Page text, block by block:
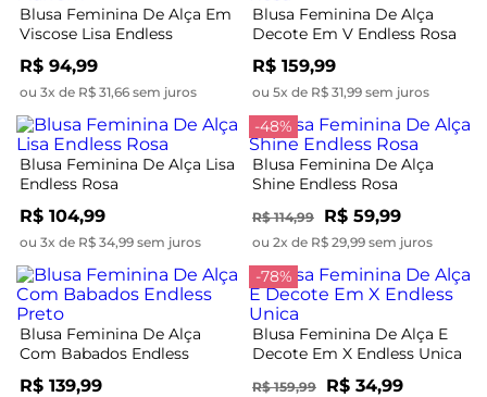
Blusa Feminina De Alça Em
Viscose Lisa Endless
Marrom
R$ 94,99
ou 3x de R$ 31,66 sem juros
Blusa Feminina De Alça
Decote Em V Endless Rosa
R$ 159,99
ou 5x de R$ 31,99 sem juros
Blusa Feminina De Alça Lisa
Endless Rosa
R$ 104,99
ou 3x de R$ 34,99 sem juros
-48%
Blusa Feminina De Alça
Shine Endless Rosa
R$ 114,99 R$ 59,99
ou 2x de R$ 29,99 sem juros
Blusa Feminina De Alça
Com Babados Endless
Preto
R$ 139,99
-78%
Blusa Feminina De Alça E
Decote Em X Endless Unica
R$ 159,99 R$ 34,99